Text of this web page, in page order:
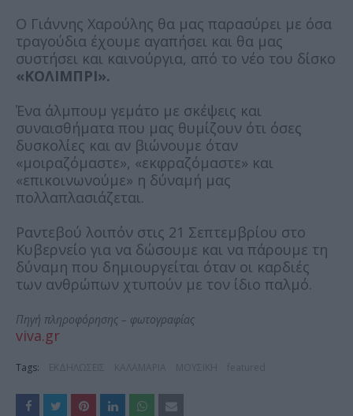
Ο Γιάννης Χαρούλης θα μας παρασύρει με όσα
τραγούδια έχουμε αγαπήσει και θα μας
συστήσει και καινούργια, από το νέο του δίσκο
«ΚΟΛΙΜΠΡΙ».
Ένα άλμπουμ γεμάτο με σκέψεις και
συναισθήματα που μας θυμίζουν ότι όσες
δυσκολίες και αν βιώνουμε όταν
«μοιραζόμαστε», «εκφραζόμαστε» και
«επικοινωνούμε» η δύναμή μας
πολλαπλασιάζεται.
Ραντεβού λοιπόν στις 21 Σεπτεμβρίου στο
Κυβερνείο για να δώσουμε και να πάρουμε τη
δύναμη που δημιουργείται όταν οι καρδιές
των ανθρώπων χτυπούν με τον ίδιο παλμό.
Πηγή πληροφόρησης – φωτογραφίας
viva.gr
Tags: